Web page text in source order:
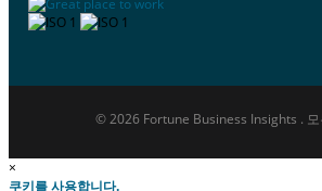
© 2026 Fortune Business Insights . 모
×
쿠키를 사용합니다.